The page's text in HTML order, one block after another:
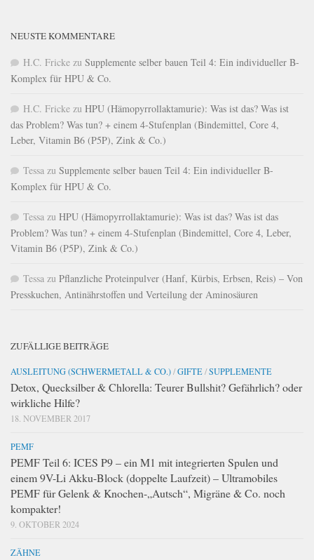
NEUSTE KOMMENTARE
H.C. Fricke zu Supplemente selber bauen Teil 4: Ein individueller B-
Komplex für HPU & Co.
H.C. Fricke zu HPU (Hämopyrrollaktamurie): Was ist das? Was ist
das Problem? Was tun? + einem 4-Stufenplan (Bindemittel, Core 4,
Leber, Vitamin B6 (P5P), Zink & Co.)
Tessa zu Supplemente selber bauen Teil 4: Ein individueller B-
Komplex für HPU & Co.
Tessa zu HPU (Hämopyrrollaktamurie): Was ist das? Was ist das
Problem? Was tun? + einem 4-Stufenplan (Bindemittel, Core 4, Leber,
Vitamin B6 (P5P), Zink & Co.)
Tessa zu Pflanzliche Proteinpulver (Hanf, Kürbis, Erbsen, Reis) – Von
Presskuchen, Antinährstoffen und Verteilung der Aminosäuren
ZUFÄLLIGE BEITRÄGE
AUSLEITUNG (SCHWERMETALL & CO.)/GIFTE/SUPPLEMENTE
Detox, Quecksilber & Chlorella: Teurer Bullshit? Gefährlich? oder
wirkliche Hilfe?
18. NOVEMBER 2017
PEMF
PEMF Teil 6: ICES P9 – ein M1 mit integrierten Spulen und
einem 9V-Li Akku-Block (doppelte Laufzeit) – Ultramobiles
PEMF für Gelenk & Knochen-„Autsch“, Migräne & Co. noch
kompakter!
9. OKTOBER 2024
ZÄHNE